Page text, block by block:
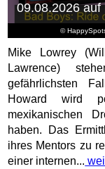
©
09.08.2026 auf
Mike Lowrey
Lawrence)
gefährlichsten
Howard wird
mexikanischen
haben. Das
ihres Mentors zu
einer internen...